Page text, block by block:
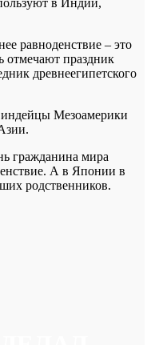
равноденствие – это
отмечают праздник
древнеегипетского
индейцы Мезоамерики
гражданина мира
А в Японии в
родственников.